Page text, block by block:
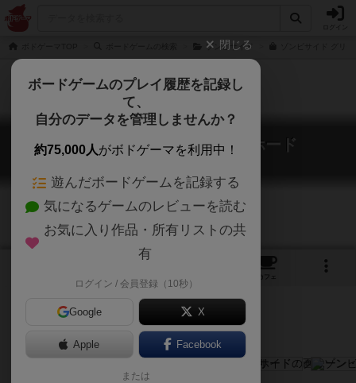
ゾンビサイド
ゾンビサイド：グリーン・ホード
Zombicide: Green Horde
カフェ
閉じる
ボードゲームのプレイ履歴を記録し
て、
自分のデータを管理しませんか？
約75,000人がボドゲーマを利用中！
遊んだボードゲームを記録する
気になるゲームのレビューを読む
お気に入り作品・所有リストの共
有
ログイン / 会員登録（10秒）
Google X
Apple Facebook
または